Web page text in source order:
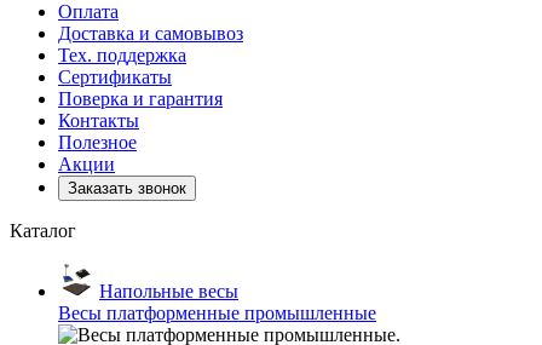
Оплата
Доставка и самовывоз
Тех. поддержка
Сертификаты
Поверка и гарантия
Контакты
Полезное
Акции
Заказать звонок
Каталог
Напольные весы
Весы платформенные промышленные